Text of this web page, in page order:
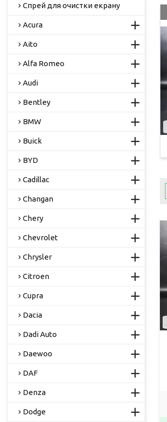
Спрей для очистки екрану
Acura
Aito
Alfa Romeo
Audi
Bentley
BMW
Buick
BYD
Cadillac
Changan
Chery
Chevrolet
Chrysler
Citroen
Cupra
Dacia
Dadi Auto
Daewoo
DAF
Denza
Dodge